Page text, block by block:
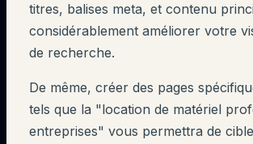
titres, balises meta, et contenu
considérablement améliorer votre
de recherche.
De même, créer des pages
tels que la "location de matériel
entreprises" vous permettra de